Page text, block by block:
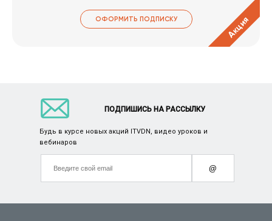
ОФОРМИТЬ ПОДПИСКУ Акция
ПОДПИШИСЬ НА РАССЫЛКУ
Будь в курсе новых акций ITVDN, видео уроков и
вебинаров
@